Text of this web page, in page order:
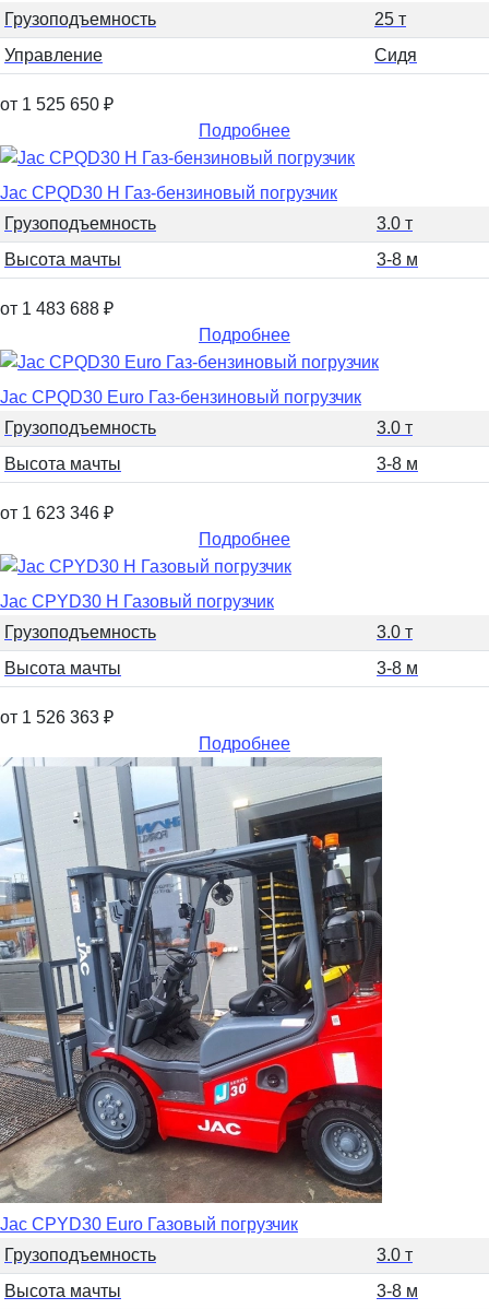
Грузоподъемность
25 т
Управление
Сидя
от 1 525 650 ₽
Подробнее
Jac CPQD30 H Газ-бензиновый погрузчик
Грузоподъемность
3.0 т
Высота мачты
3-8 м
от 1 483 688 ₽
Подробнее
Jac CPQD30 Euro Газ-бензиновый погрузчик
Грузоподъемность
3.0 т
Высота мачты
3-8 м
от 1 623 346 ₽
Подробнее
Jac CPYD30 H Газовый погрузчик
Грузоподъемность
3.0 т
Высота мачты
3-8 м
от 1 526 363 ₽
Подробнее
Jac CPYD30 Euro Газовый погрузчик
Грузоподъемность
3.0 т
Высота мачты
3-8 м